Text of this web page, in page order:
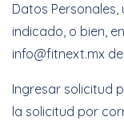
Datos
indicado, o bien,
info@fitnext.mx
Ingresar solicitud
la solicitud por